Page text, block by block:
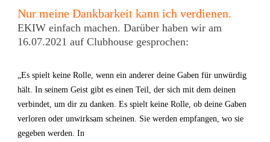
Nur meine Dankbarkeit kann ich verdienen.
EKIW einfach machen. Darüber haben wir am
16.07.2021 auf Clubhouse gesprochen:
„Es spielt keine Rolle, wenn ein anderer deine Gaben für unwürdig
hält. In seinem Geist gibt es einen Teil, der sich mit dem deinen
verbindet, um dir zu danken. Es spielt keine Rolle, ob deine Gaben
verloren oder unwirksam scheinen. Sie werden empfangen, wo sie
gegeben werden. In